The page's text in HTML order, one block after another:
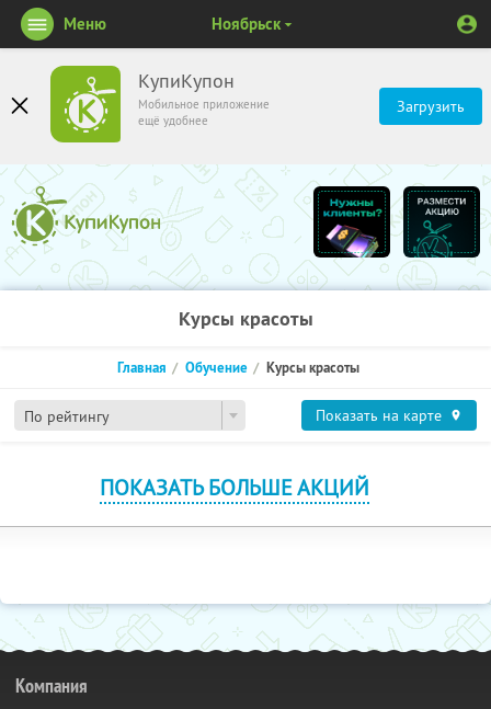
КупиКупон
Мобильное приложение
ещё удобнее
Загрузить
Меню Ноябрьск
Курсы красоты
По рейтингу
Главная Обучение Курсы красоты
Показать на карте
ПОКАЗАТЬ БОЛЬШЕ АКЦИЙ
Компания